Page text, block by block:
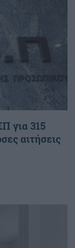
για 315
αιτήσεις